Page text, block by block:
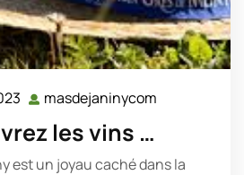
25
2023
masdejaninycom
les vins …
est un joyau caché dans la